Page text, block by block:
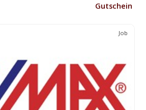
Gutschein
Job